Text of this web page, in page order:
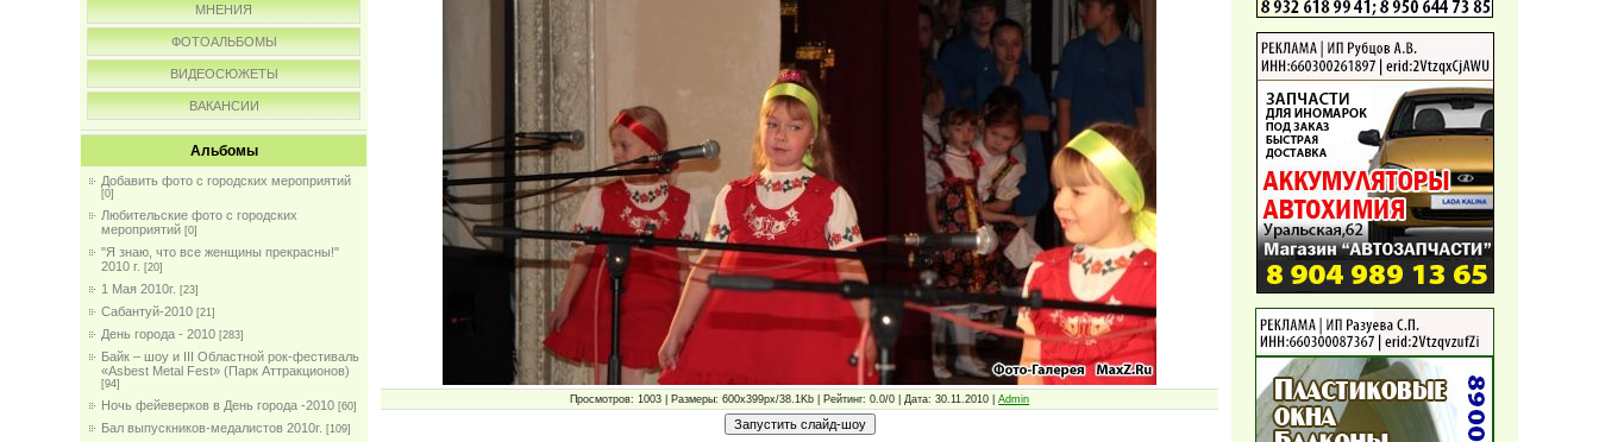
МНЕНИЯ
ФОТОАЛЬБОМЫ
ВИДЕОСЮЖЕТЫ
ВАКАНСИИ
Альбомы
Добавить фото с городских мероприятий
[0]
Любительские фото с городских
мероприятий [0]
"Я знаю, что все женщины прекрасны!"
2010 г. [20]
1 Мая 2010г. [23]
Сабантуй-2010 [21]
День города - 2010 [283]
Байк – шоу и III Областной рок-фестиваль
«Asbest Metal Fest» (Парк Аттракционов)
[94]
Ночь фейеверков в День города -2010 [60]
Бал выпускников-медалистов 2010г. [109]
Просмотров: 1003 | Размеры: 600x399px/38.1Kb | Рейтинг: 0.0/0 | Дата: 30.11.2010 |Admin